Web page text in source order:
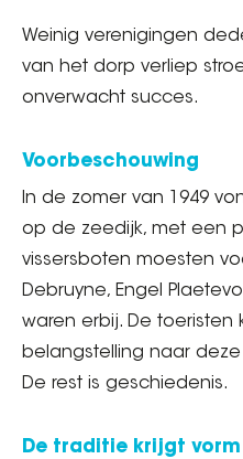
Weinig verenigingen
van het dorp verliep
onverwacht succes.
Voorbeschouwing
In de zomer van 1949
op de zeedijk, met een
vissersboten moesten
Debruyne, Engel
waren erbij. De toeristen
belangstelling naar
De rest is geschiedenis.
De traditie krijgt vorm